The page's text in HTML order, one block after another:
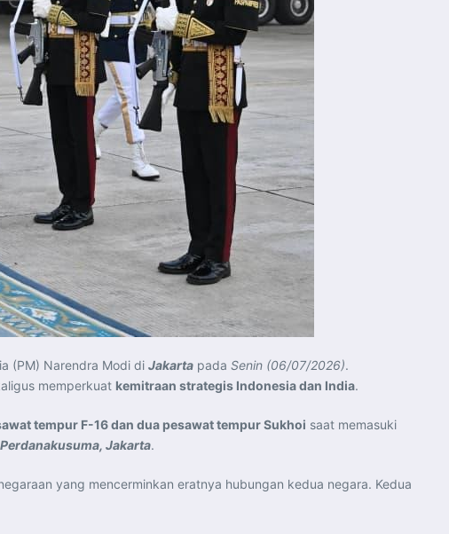
(PM) Narendra Modi di Jakarta pada Senin (06/07/2026).
memperkuat kemitraan strategis Indonesia dan India.
tempur F-16 dan dua pesawat tempur Sukhoi saat memasuki
Jakarta.
yang mencerminkan eratnya hubungan kedua negara. Kedua